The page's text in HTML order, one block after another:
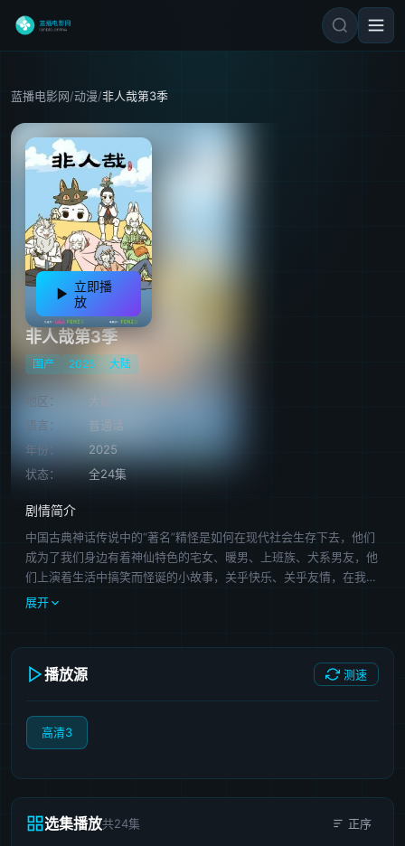
蓝播电影网/动漫/非人哉第3季
立即播
放
非人哉第3季
国产 2025 大陆
地区：
语言：
普通话
年份：
2025
状态：
全24集
剧情简介
中国古典神话传说中的“著名”精怪是如何在现代社会生存下去，他们
成为了我们身边有着神仙特色的宅女、暖男、上班族、犬系男友，他
们上演着生活中搞笑而怪诞的小故事，关乎快乐、关乎友情，在我们
平凡、忙碌的日常构建了不可思议的二次元神仙幻境。
展开
播放源 测速
高清3
选集播放共24集 正序